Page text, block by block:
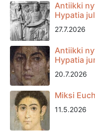
Antiikki
Hypatia
27.7.2026
Antiikki
Hypatia
20.7.2026
Miksi
11.5.2026